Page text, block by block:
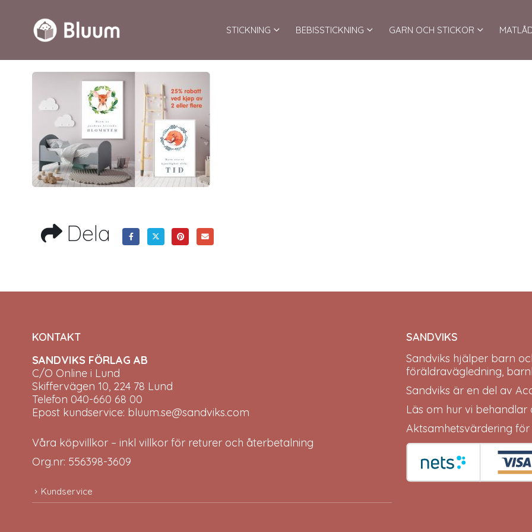
STICKNING BEBISSTICKNING GARN OCH STICKOR
Dela
KONTAKT
SANDVIKS FÖRLAG AB
C/O Online i Lund
Skiffervägen 10, 224 78 Lund
Telefon 040-660 68 00
Epost kundservice: bluum.se@sandviks.com
Våra köpvillkor – inkl villkor för returer och återbetalning
Org.nr: 556398-3609
Kundservice
SANDVIKS
Sandviks hjälper barn
föräldravägledning,
Sandviks är en del av
Läs om hur vi behandlar
Aktsamhetsvärdering för